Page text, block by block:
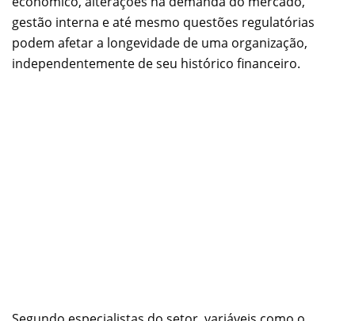
gestão interna e até mesmo questões regulatórias
podem afetar a longevidade de uma organização,
independentemente de seu histórico financeiro.